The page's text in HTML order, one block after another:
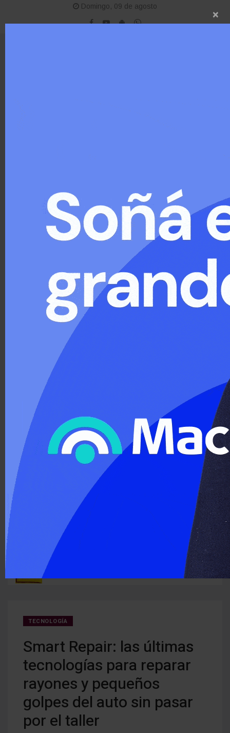
Domingo, 09 de agosto
ÚLTIMO MOMENTO :
Detectan cocaína oculta en carne que iba a ser entregada a
›
TECNOLOGÍA
Smart Repair: las últimas
tecnologías para reparar
rayones y pequeños
golpes del auto sin pasar
por el taller
×